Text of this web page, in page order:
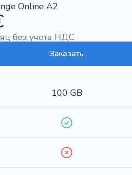
Online A2
без учета НДС
Заказать
100 GB